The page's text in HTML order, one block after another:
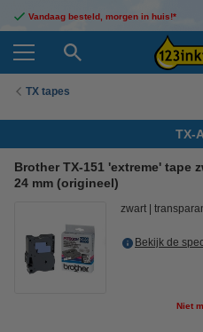
Vandaag besteld, morgen in huis!*
TX tapes
TX-
Brother TX-151 'extreme' tape
24 mm (origineel)
zwart
Bekijk de
Niet